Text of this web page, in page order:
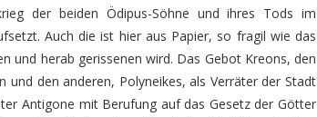
der beiden Ödipus-Söhne und ihres Tods im
Auch die ist hier aus Papier, so fragil wie das
und herab gerissenen wird. Das Gebot Kreons, den
und den anderen, Polyneikes, als Verräter der Stadt
Antigone mit Berufung auf das Gesetz der Götter